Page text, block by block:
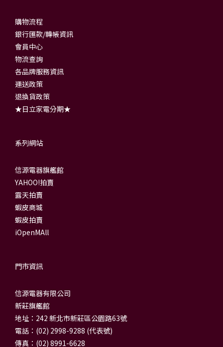
購物流程
銀行匯款/轉帳資訊
會員中心
物流查詢
各品牌服務資訊
運送政策
退換貨政策
★日立家電分期★
系列網站
信源電器旗艦館
YAHOO!拍賣
露天拍賣
蝦皮商城
蝦皮拍賣
iOpenMAll
門市資訊
信源電器有限公司
新莊旗艦館
地址：242 新北市新莊區公園路63號
電話：(02) 2998-9288 (代表號)
傳真：(02) 8991-6628